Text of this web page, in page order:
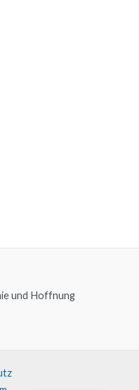
und Hoffnung